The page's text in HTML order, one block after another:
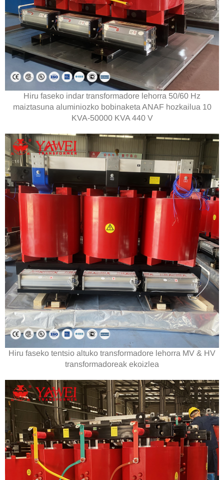
Hiru faseko indar transformadore lehorra 50/60 Hz
maiztasuna aluminiozko bobinaketa ANAF hozkailua 10
KVA-50000 KVA 440 V
Hiru faseko tentsio altuko transformadore lehorra MV & HV
transformadoreak ekoizlea